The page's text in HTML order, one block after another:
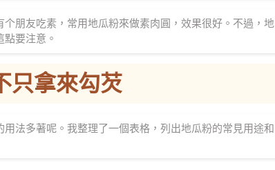
朋友吃素，常用地瓜粉來做素肉圓，效果很好。不過，地
要注意。
只拿來勾芡
法多著呢。我整理了一個表格，列出地瓜粉的常見用途和